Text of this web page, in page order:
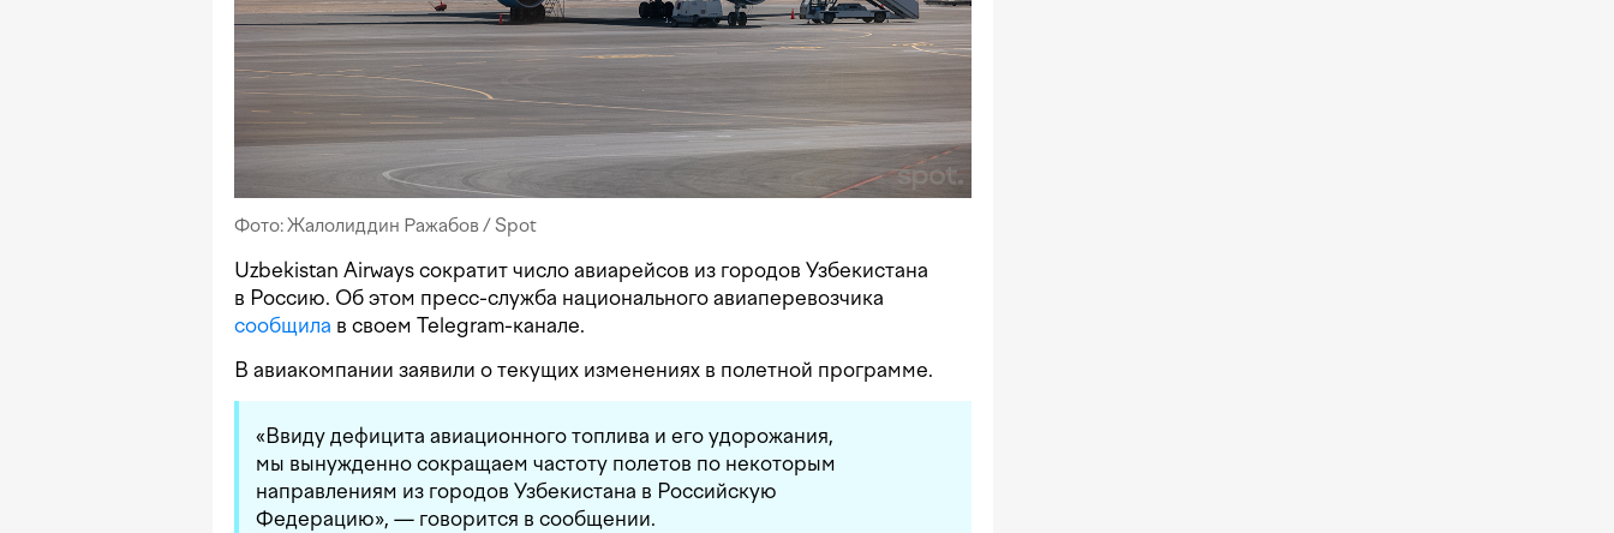
Фото: Жалолиддин Ражабов / Spot
Uzbekistan Airways сократит число авиарейсов из городов Узбекистана
в Россию. Об этом пресс-служба национального авиаперевозчика
сообщила в своем Telegram-канале.
В авиакомпании заявили о текущих изменениях в полетной программе.
«Ввиду дефицита авиационного топлива и его удорожания,
мы вынужденно сокращаем частоту полетов по некоторым
направлениям из городов Узбекистана в Российскую
Федерацию», — говорится в сообщении.